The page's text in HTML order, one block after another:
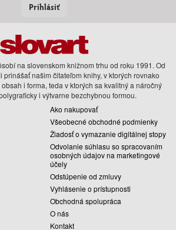
Prihlásiť
na slovenskom knižnom trhu od roku 1991. Od
prinášať našim čitateľom knihy, v ktorých rovnako
i forma, teda v ktorých sa kvalitný a náročný
i výtvarne bezchybnou formou.
Ako nakupovať
Všeobecné obchodné podmienky
Žiadosť o vymazanie digitálnej stopy
Odvolanie súhlasu so spracovaním
osobných údajov na marketingové
účely
Odstúpenie od zmluvy
Vyhlásenie o prístupnosti
Obchodná spolupráca
O nás
Kontakt